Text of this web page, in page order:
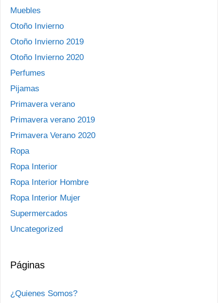
Muebles
Otoño Invierno
Otoño Invierno 2019
Otoño Invierno 2020
Perfumes
Pijamas
Primavera verano
Primavera verano 2019
Primavera Verano 2020
Ropa
Ropa Interior
Ropa Interior Hombre
Ropa Interior Mujer
Supermercados
Uncategorized
Páginas
¿Quienes Somos?